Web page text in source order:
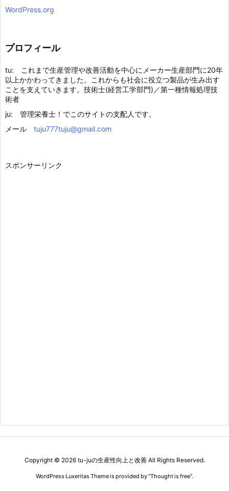
WordPress.org
プロフィール
tu: これまで生産管理や改善活動を中心にメーカー生産部門に20年
以上かかわってきました。これからも社会に役立つ製品が生み出す
ことを支えていきます。技術士(経営工学部門)／第一種情報処理技
術者
ju: 管理栄養士！でこのサイトの支配人です。
メール tuju777tuju@gmail.com
スポンサーリンク
Copyright © 2026 tu-juの生産性向上と改善All Rights Reserved.
WordPress Luxeritas Theme is provided by "Thought is free".